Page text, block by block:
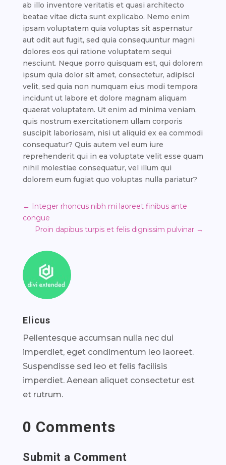
ab illo inventore veritatis et quasi architecto
beatae vitae dicta sunt explicabo. Nemo enim
ipsam voluptatem quia voluptas sit aspernatur
aut odit aut fugit, sed quia consequuntur magni
dolores eos qui ratione voluptatem sequi
nesciunt. Neque porro quisquam est, qui dolorem
ipsum quia dolor sit amet, consectetur, adipisci
velit, sed quia non numquam eius modi tempora
incidunt ut labore et dolore magnam aliquam
quaerat voluptatem. Ut enim ad minima veniam,
quis nostrum exercitationem ullam corporis
suscipit laboriosam, nisi ut aliquid ex ea commodi
consequatur? Quis autem vel eum iure
reprehenderit qui in ea voluptate velit esse quam
nihil molestiae consequatur, vel illum qui
dolorem eum fugiat quo voluptas nulla pariatur?
← Integer rhoncus nibh mi laoreet finibus ante
congue
Proin dapibus turpis et felis dignissim pulvinar →
Elicus
Pellentesque accumsan nulla nec dui
imperdiet, eget condimentum leo laoreet.
Suspendisse sed leo et felis facilisis
imperdiet. Aenean aliquet consectetur est
et rutrum.
0 Comments
Submit a Comment